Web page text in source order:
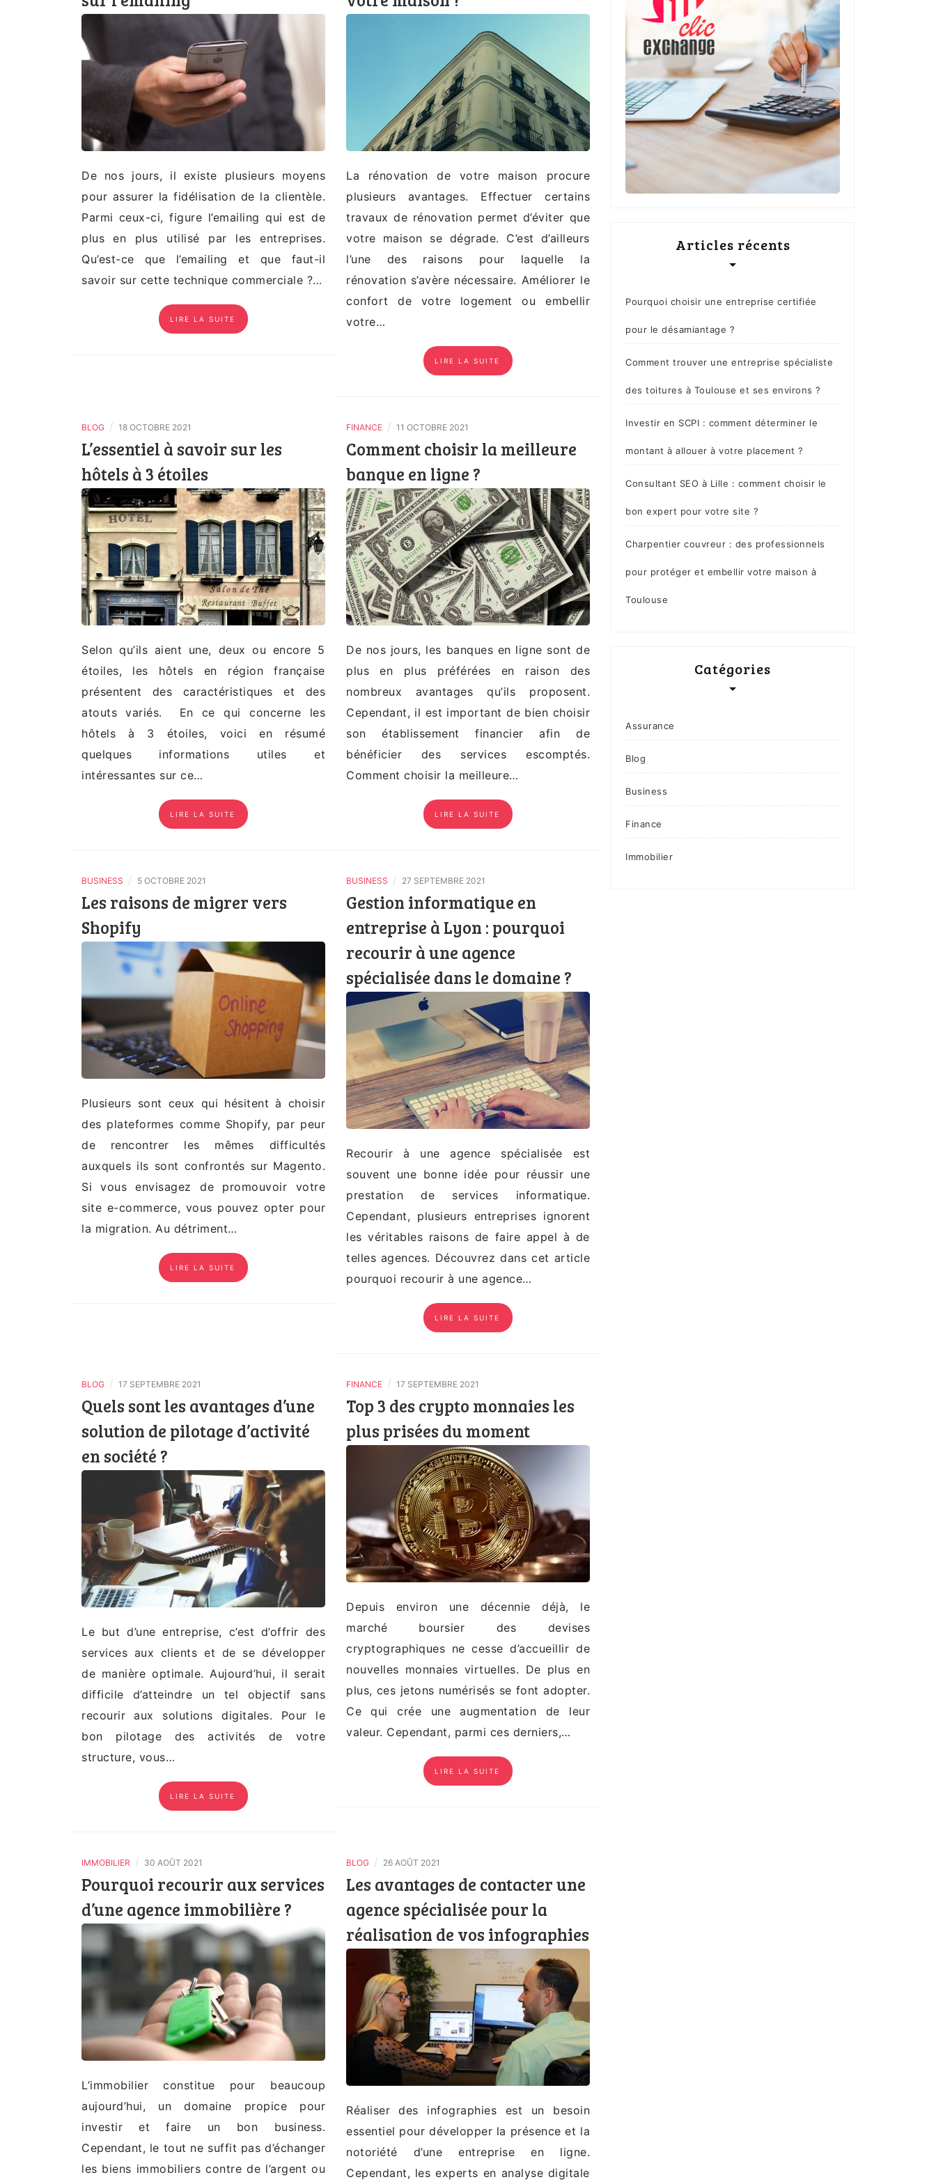
De nos jours, il existe plusieurs moyens
pour assurer la fidélisation de la clientèle.
Parmi ceux-ci, figure l’emailing qui est de
plus en plus utilisé par les entreprises.
Qu’est-ce que l’emailing et que faut-il
savoir sur cette technique commerciale ?…
LIRE LA SUITE
La rénovation de votre maison procure
plusieurs avantages. Effectuer certains
travaux de rénovation permet d’éviter que
votre maison se dégrade. C’est d’ailleurs
l’une des raisons pour laquelle la
rénovation s’avère nécessaire. Améliorer le
confort de votre logement ou embellir
votre…
LIRE LA SUITE
BLOG / 18 OCTOBRE 2021
L’essentiel à savoir sur les
hôtels à 3 étoiles
Selon qu’ils aient une, deux ou encore 5
étoiles, les hôtels en région française
présentent des caractéristiques et des
atouts variés. En ce qui concerne les
hôtels à 3 étoiles, voici en résumé
quelques informations utiles et
intéressantes sur ce…
LIRE LA SUITE
FINANCE / 11 OCTOBRE 2021
Comment choisir la meilleure
banque en ligne ?
De nos jours, les banques en ligne sont de
plus en plus préférées en raison des
nombreux avantages qu’ils proposent.
Cependant, il est important de bien choisir
son établissement financier afin de
bénéficier des services escomptés.
Comment choisir la meilleure…
LIRE LA SUITE
BUSINESS / 5 OCTOBRE 2021
Les raisons de migrer vers
Shopify
Plusieurs sont ceux qui hésitent à choisir
des plateformes comme Shopify, par peur
de rencontrer les mêmes difficultés
auxquels ils sont confrontés sur Magento.
Si vous envisagez de promouvoir votre
site e-commerce, vous pouvez opter pour
la migration. Au détriment…
LIRE LA SUITE
BUSINESS / 27 SEPTEMBRE 2021
Gestion informatique en
entreprise à Lyon : pourquoi
recourir à une agence
spécialisée dans le domaine ?
Recourir à une agence spécialisée est
souvent une bonne idée pour réussir une
prestation de services informatique.
Cependant, plusieurs entreprises ignorent
les véritables raisons de faire appel à de
telles agences. Découvrez dans cet article
pourquoi recourir à une agence…
LIRE LA SUITE
BLOG / 17 SEPTEMBRE 2021
Quels sont les avantages d’une
solution de pilotage d’activité
en société ?
Le but d’une entreprise, c’est d’offrir des
services aux clients et de se développer
de manière optimale. Aujourd’hui, il serait
difficile d’atteindre un tel objectif sans
recourir aux solutions digitales. Pour le
bon pilotage des activités de votre
structure, vous…
LIRE LA SUITE
FINANCE / 17 SEPTEMBRE 2021
Top 3 des crypto monnaies les
plus prisées du moment
Depuis environ une décennie déjà, le
marché boursier des devises
cryptographiques ne cesse d’accueillir de
nouvelles monnaies virtuelles. De plus en
plus, ces jetons numérisés se font adopter.
Ce qui crée une augmentation de leur
valeur. Cependant, parmi ces derniers,…
LIRE LA SUITE
IMMOBILIER / 30 AOÛT 2021
Pourquoi recourir aux services
d’une agence immobilière ?
L’immobilier constitue pour beaucoup
aujourd’hui, un domaine propice pour
investir et faire un bon business.
Cependant, le tout ne suffit pas d’échanger
les biens immobiliers contre de l’argent ou
BLOG / 26 AOÛT 2021
Les avantages de contacter une
agence spécialisée pour la
réalisation de vos infographies
Réaliser des infographies est un besoin
essentiel pour développer la présence et la
notoriété d’une entreprise en ligne.
Cependant, les experts en analyse digitale
Articles récents
Pourquoi choisir une entreprise certifiée
pour le désamiantage ?
Comment trouver une entreprise spécialiste
des toitures à Toulouse et ses environs ?
Investir en SCPI : comment déterminer le
montant à allouer à votre placement ?
Consultant SEO à Lille : comment choisir le
bon expert pour votre site ?
Charpentier couvreur : des professionnels
pour protéger et embellir votre maison à
Toulouse
Catégories
Assurance
Blog
Business
Finance
Immobilier